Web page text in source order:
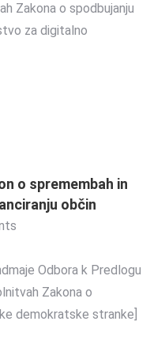
Zakona o spodbujanju
za digitalno
o spremembah in
občin
Odbora k Predlogu
Zakona o
demokratske stranke]